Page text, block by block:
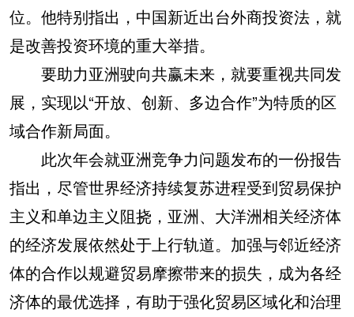
位。他特别指出，中国新近出台外商投资法，就
是改善投资环境的重大举措。
要助力亚洲驶向共赢未来，就要重视共同发
展，实现以“开放、创新、多边合作”为特质的区
域合作新局面。
此次年会就亚洲竞争力问题发布的一份报告
指出，尽管世界经济持续复苏进程受到贸易保护
主义和单边主义阻挠，亚洲、大洋洲相关经济体
的经济发展依然处于上行轨道。加强与邻近经济
体的合作以规避贸易摩擦带来的损失，成为各经
济体的最优选择，有助于强化贸易区域化和治理